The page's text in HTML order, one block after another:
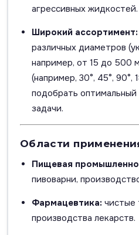
агрессивных жидкостей.
Широкий ассортимент:
различных диаметров
например, от 15 до 500
(например, 30°, 45°, 90°,
подобрать
задачи.
Области
Пищевая
пивоварни,
Фармацевтика: чистые
производства лекарств.